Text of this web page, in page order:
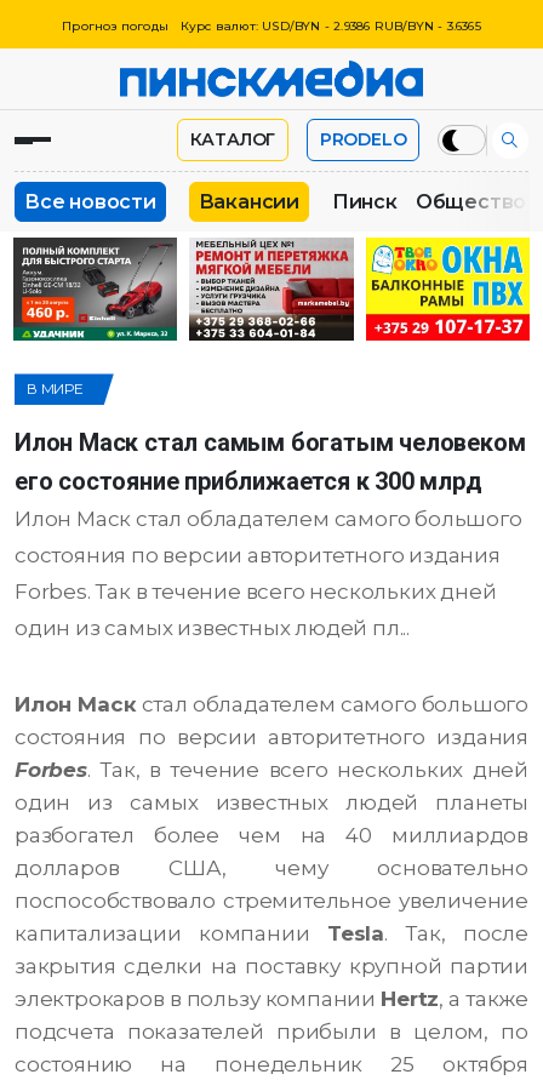
Прогноз погоды Курс валют: USD/BYN - 2.9386 RUB/BYN - 3.6365
КАТАЛОГ PRODELO
Все новости Вакансии Пинск Общество
В МИРЕ
Илон Маск стал самым богатым человеком
его состояние приближается к 300 млрд
Илон Маск стал обладателем самого большого
состояния по версии авторитетного издания
Forbes. Так в течение всего нескольких дней
один из самых известных людей пл...
Илон Маскстал обладателем самого большого
состояния по версии авторитетного издания
Forbes. Так, в течение всего нескольких дней
один из самых известных людей планеты
разбогател более чем на 40 миллиардов
долларов США, чему основательно
поспособствовало стремительное увеличение
капитализации компании Tesla. Так, после
закрытия сделки на поставку крупной партии
электрокаров в пользу компании Hertz, а также
подсчета показателей прибыли в целом, по
состоянию на понедельник 25 октября